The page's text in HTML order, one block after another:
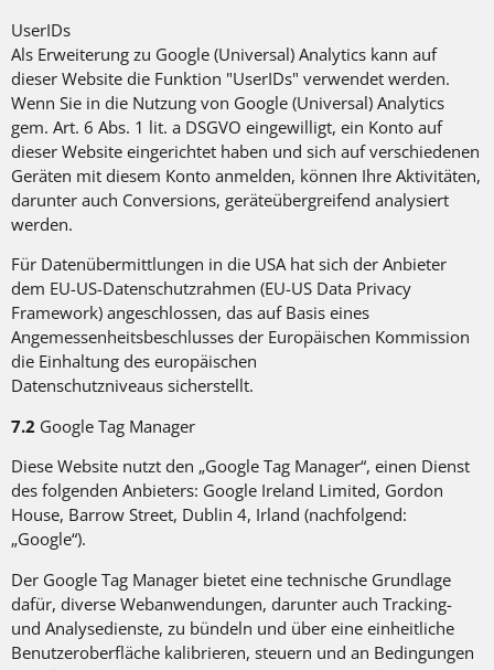
UserIDs
Als Erweiterung zu Google (Universal) Analytics kann auf
dieser Website die Funktion "UserIDs" verwendet werden.
Wenn Sie in die Nutzung von Google (Universal) Analytics
gem. Art. 6 Abs. 1 lit. a DSGVO eingewilligt, ein Konto auf
dieser Website eingerichtet haben und sich auf verschiedenen
Geräten mit diesem Konto anmelden, können Ihre Aktivitäten,
darunter auch Conversions, geräteübergreifend analysiert
werden.
Für Datenübermittlungen in die USA hat sich der Anbieter
dem EU-US-Datenschutzrahmen (EU-US Data Privacy
Framework) angeschlossen, das auf Basis eines
Angemessenheitsbeschlusses der Europäischen Kommission
die Einhaltung des europäischen
Datenschutzniveaus sicherstellt.
7.2 Google Tag Manager
Diese Website nutzt den „Google Tag Manager“, einen Dienst
des folgenden Anbieters: Google Ireland Limited, Gordon
House, Barrow Street, Dublin 4, Irland (nachfolgend:
„Google“).
Der Google Tag Manager bietet eine technische Grundlage
dafür, diverse Webanwendungen, darunter auch Tracking-
und Analysedienste, zu bündeln und über eine einheitliche
Benutzeroberfläche kalibrieren, steuern und an Bedingungen